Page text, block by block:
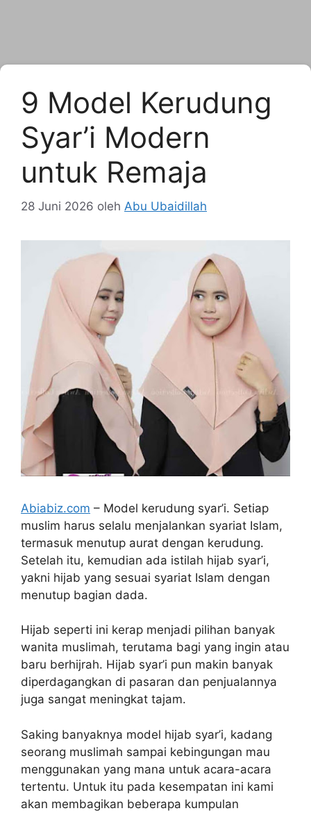
9 Model Kerudung
Syar’i Modern
untuk Remaja
28 Juni 2026 oleh Abu Ubaidillah
Abiabiz.com – Model kerudung syar’i. Setiap
muslim harus selalu menjalankan syariat Islam,
termasuk menutup aurat dengan kerudung.
Setelah itu, kemudian ada istilah hijab syar’i,
yakni hijab yang sesuai syariat Islam dengan
menutup bagian dada.
Hijab seperti ini kerap menjadi pilihan banyak
wanita muslimah, terutama bagi yang ingin atau
baru berhijrah. Hijab syar’i pun makin banyak
diperdagangkan di pasaran dan penjualannya
juga sangat meningkat tajam.
Saking banyaknya model hijab syar’i, kadang
seorang muslimah sampai kebingungan mau
menggunakan yang mana untuk acara-acara
tertentu. Untuk itu pada kesempatan ini kami
akan membagikan beberapa kumpulan